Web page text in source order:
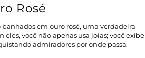
Rosé
em ouro rosé, uma verdadeira
eles, você não apenas usa joias; você exibe
admiradores por onde passa.